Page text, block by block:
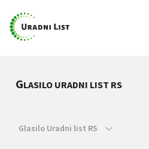
GLASILO URADNI LIST RS
Glasilo Uradni list RS